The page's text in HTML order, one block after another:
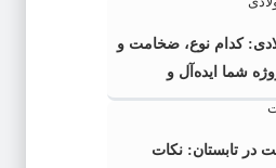
کدام نوع، ضخامت و
شما ایده‌آل و
در تابستان: نکات